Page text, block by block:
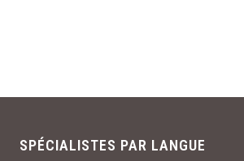
SPÉCIALISTES PAR LANGUE